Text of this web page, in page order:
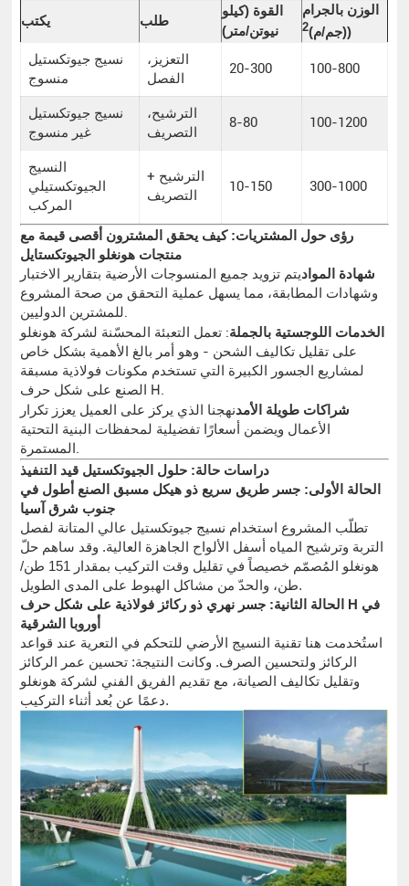
يكتب
طلب
القوة (كيلو
نيوتن/متر)
الوزن بالجرام
(جم/م)2 )
نسيج جيوتكستيل
منسوج
التعزيز،
الفصل
20-300 100-800
نسيج جيوتكستيل
غير منسوج
الترشيح،
التصريف
8-80 100-1200
النسيج
الجيوتكستيلي
المركب
الترشيح +
التصريف
10-150 300-1000
رؤى حول المشتريات: كيف يحقق المشترون أقصى قيمة مع
منتجات هونغلو الجيوتكستايل
شهادة المواديتم تزويد جميع المنسوجات الأرضية بتقارير الاختبار
وشهادات المطابقة، مما يسهل عملية التحقق من صحة المشروع
للمشترين الدوليين.
الخدمات اللوجستية بالجملة: تعمل التعبئة المحسّنة لشركة هونغلو
على تقليل تكاليف الشحن - وهو أمر بالغ الأهمية بشكل خاص
لمشاريع الجسور الكبيرة التي تستخدم مكونات فولاذية مسبقة
الصنع على شكل حرف H.
شراكات طويلة الأمدنهجنا الذي يركز على العميل يعزز تكرار
الأعمال ويضمن أسعارًا تفضيلية لمحفظات البنية التحتية
المستمرة.
دراسات حالة: حلول الجيوتكستيل قيد التنفيذ
الحالة الأولى: جسر طريق سريع ذو هيكل مسبق الصنع أطول في
جنوب شرق آسيا
تطلّب المشروع استخدام نسيج جيوتكستيل عالي المتانة لفصل
التربة وترشيح المياه أسفل الألواح الجاهزة العالية. وقد ساهم حلّ
هونغلو المُصمّم خصيصاً في تقليل وقت التركيب بمقدار 151 طن/
طن، والحدّ من مشاكل الهبوط على المدى الطويل.
الحالة الثانية: جسر نهري ذو ركائز فولاذية على شكل حرف H في
أوروبا الشرقية
استُخدمت هنا تقنية النسيج الأرضي للتحكم في التعرية عند قواعد
الركائز ولتحسين الصرف. وكانت النتيجة: تحسين عمر الركائز
وتقليل تكاليف الصيانة، مع تقديم الفريق الفني لشركة هونغلو
دعمًا عن بُعد أثناء التركيب.